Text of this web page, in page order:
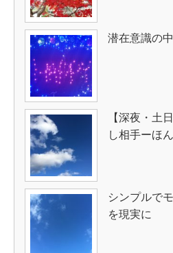
潜在意識の
【深夜・土
し相手ーほ
シンプルで
を現実に